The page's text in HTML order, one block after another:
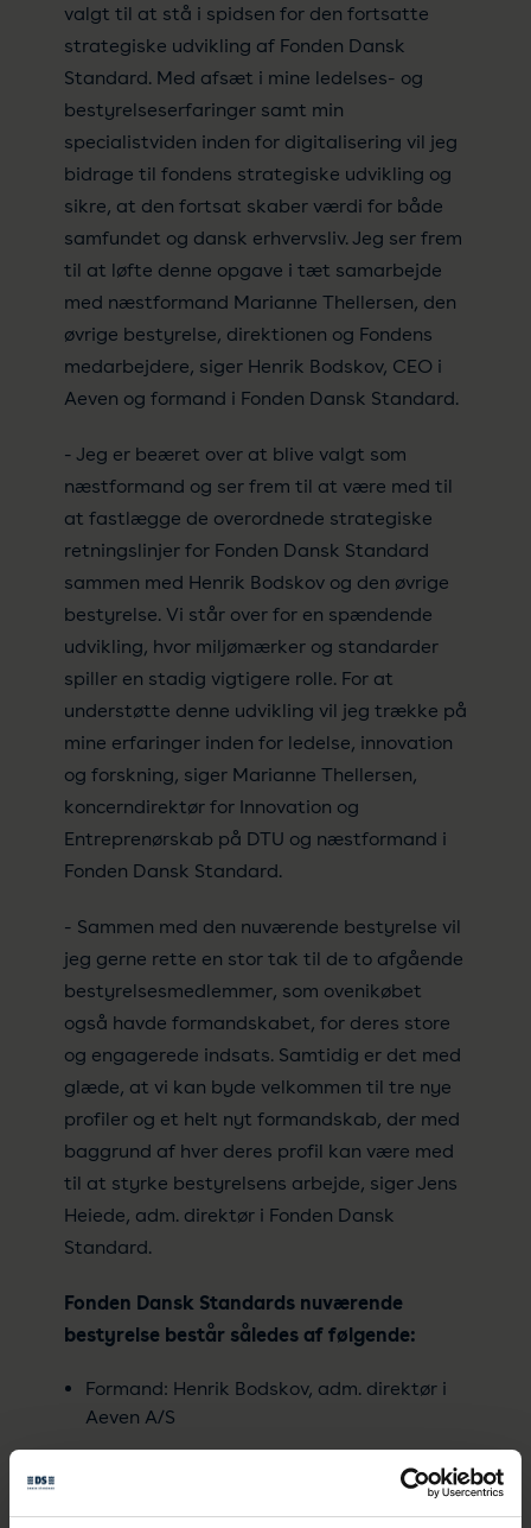
valgt til at stå i spidsen for den fortsatte
strategiske udvikling af Fonden Dansk
Standard. Med afsæt i mine ledelses- og
bestyrelseserfaringer samt min
specialistviden inden for digitalisering vil jeg
bidrage til fondens strategiske udvikling og
sikre, at den fortsat skaber værdi for både
samfundet og dansk erhvervsliv. Jeg ser frem
til at løfte denne opgave i tæt samarbejde
med næstformand Marianne Thellersen, den
øvrige bestyrelse, direktionen og Fondens
medarbejdere, siger Henrik Bodskov, CEO i
Aeven og formand i Fonden Dansk Standard.
- Jeg er beæret over at blive valgt som
næstformand og ser frem til at være med til
at fastlægge de overordnede strategiske
retningslinjer for Fonden Dansk Standard
sammen med Henrik Bodskov og den øvrige
bestyrelse. Vi står over for en spændende
udvikling, hvor miljømærker og standarder
spiller en stadig vigtigere rolle. For at
understøtte denne udvikling vil jeg trække på
mine erfaringer inden for ledelse, innovation
og forskning, siger Marianne Thellersen,
koncerndirektør for Innovation og
Entreprenørskab på DTU og næstformand i
Fonden Dansk Standard.
- Sammen med den nuværende bestyrelse vil
jeg gerne rette en stor tak til de to afgående
bestyrelsesmedlemmer, som ovenikøbet
også havde formandskabet, for deres store
og engagerede indsats. Samtidig er det med
glæde, at vi kan byde velkommen til tre nye
profiler og et helt nyt formandskab, der med
baggrund af hver deres profil kan være med
til at styrke bestyrelsens arbejde, siger Jens
Heiede, adm. direktør i Fonden Dansk
Standard.
Fonden Dansk Standards nuværende
bestyrelse består således af følgende:
Formand: Henrik Bodskov, adm. direktør i
Aeven A/S
Entreprenørskab hos DTU